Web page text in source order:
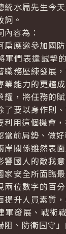
水扁先生今天
詞。
容為：
扁應邀參加國
軍們表達誠摯
職務歷練發展
業能力的更趨
耀，將任務的
了要以身作則
利用這個機會
當前局勢、做好
岸關係雖然表
響國人的敵我
家安全所面臨
兩位數字的百
提升人員素質
軍發展、戰術
阻、防衛固守